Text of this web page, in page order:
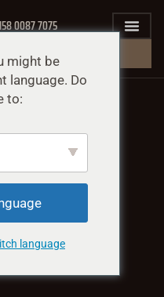
0087 7075
받기
might be
language. Do
to:
language